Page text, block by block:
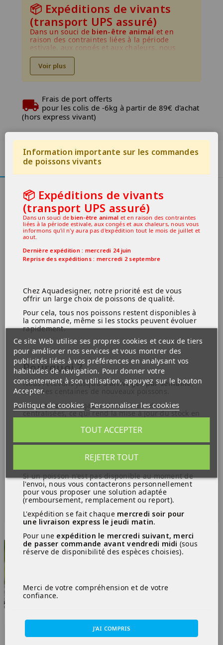
📦 Expéditions de vivants
(transport UPS assuré)
Dans un souci de bien-être animal et en
raison des contraintes liées à la période
estivale, aux congés et aux chaleurs, nous
vous informons qu'il n'y aura pas d'expédition
tout le mois de juillet et aout.
septembre
Chez Aquadesigner, notre priorité est de vous
offrir un large choix de poissons de qualité.
Pour cela, tous nos poissons restent
disponibles à la commande, même si les
stocks peuvent évoluer rapidement.
Pourquoi ?
Nous recevons jusqu'à3 arrivages par
poissons.
Les ventes en magasin et sur internet sont
centralisées, ce qui rend la mise à jour du
stock en temps réel difficile.
Ce que vous devez savoir :
Si un poisson n'est pas disponible au moment
de l'envoi, nous vous contacterons
personnellement pour vous proposer une
L'expédition se fait chaquemercredi soir pour
une livraison express le jeudi matin.
Pour uneexpédition le mercredi suivant,
merci de passer commande avant vendredi
midi(sous réserve de disponibilité des
Merci de votre compréhension et de votre
confiance.
Voir plus
Information importante sur les commandes
de poissons vivants
📦 Expéditions de vivants
(transport UPS assuré)
Dans un souci debien-être animal et en raison des contraintes
liées à la période estivale, aux congés et aux chaleurs, nous vous
informons qu'il n'y aura pas d'expédition tout le mois de juillet et
aout.
Dernière expédition : mercredi 24 juin
Reprise des expéditions : mercredi 2 septembre
Chez Aquadesigner, notre priorité est de vous
offrir un large choix de poissons de qualité.
Pour cela, tous nos poissons restent disponibles à
la commande, même si les stocks peuvent évoluer
rapidement.
Pourquoi ?
Nous recevons jusqu'à3 arrivages par semaine,
avec des centaines de nouveaux poissons.
Les ventes en magasin et sur internet sont
centralisées, ce qui rend la mise à jour du stock en
Ce que vous devez savoir :
Si un poisson n'est pas disponible au moment de
l'envoi, nous vous contacterons personnellement
pour vous proposer une solution adaptée
(remboursement, remplacement ou report).
L'expédition se fait chaque mercredi soir pour
une livraison express le jeudi matin.
Pour une expédition le mercredi suivant, merci
de passer commande avant vendredi midi (sous
réserve de disponibilité des espèces choisies).
Merci de votre compréhension et de votre
confiance.
J'AI COMPRIS
Frais de port offerts
pour les colis de -6kg à partir de 89€ d'achat
(hors express vivant)
Description
Yellow King Kong Taiwan Bee
caridina cantonensis logemanni
shrimp
Nous vous conseillons de maintenir ces crevettes sur sol
technique, eau osmosée reminéralisée avec le shrimp
mineral et sans roche calcaire.
Aquarium : 10 litres et plus.
Conductivité : 200 à 300 microsiemens
GH: 4 à 8°gh
KH: 0
ATTENTION :
Nous garantissons l'arrivée vivant des animaux à
condition d'être présent pour recevoir le colis le jour
de réception et en transport express uniquement.
Signaler le jour de réception la perte. Passé ce délai, la
garantie ne s'appliquera pas. Pour toute réclamation,
merci de nous envoyer un mail avec photo des animaux
dans le sachet non ouvert ainsi que hors du sachet et
ce le jour de réception obligatoirement. Dans le cas
Les colis sont envoyés du lundi au mercredi pour les
transports crevettes et le mercredi pour l'express .
Produits similaires
Geosesarma PURPLE HAZE
femelle
PROMO !
“Golden Hulk” Crevette
Neocaridina Davidii
Ce site Web utilise ses propres cookies et ceux de tiers
pour améliorer nos services et vous montrer des
publicités liées à vos préférences en analysant vos
habitudes de navigation. Pour donner votre
consentement à son utilisation, appuyez sur le bouton
Accepter.
Politique de cookies Personnaliser les cookies
REJETER TOUT
TOUT ACCEPTER